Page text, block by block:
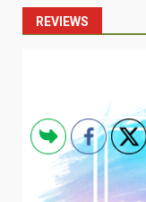
REVIEWS